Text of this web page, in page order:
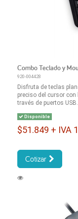
Combo Teclado y
920-004428
Disfruta de teclas
preciso del cursor
través de puertos USB.
Disponible
$51.849 + IVA
Cotizar